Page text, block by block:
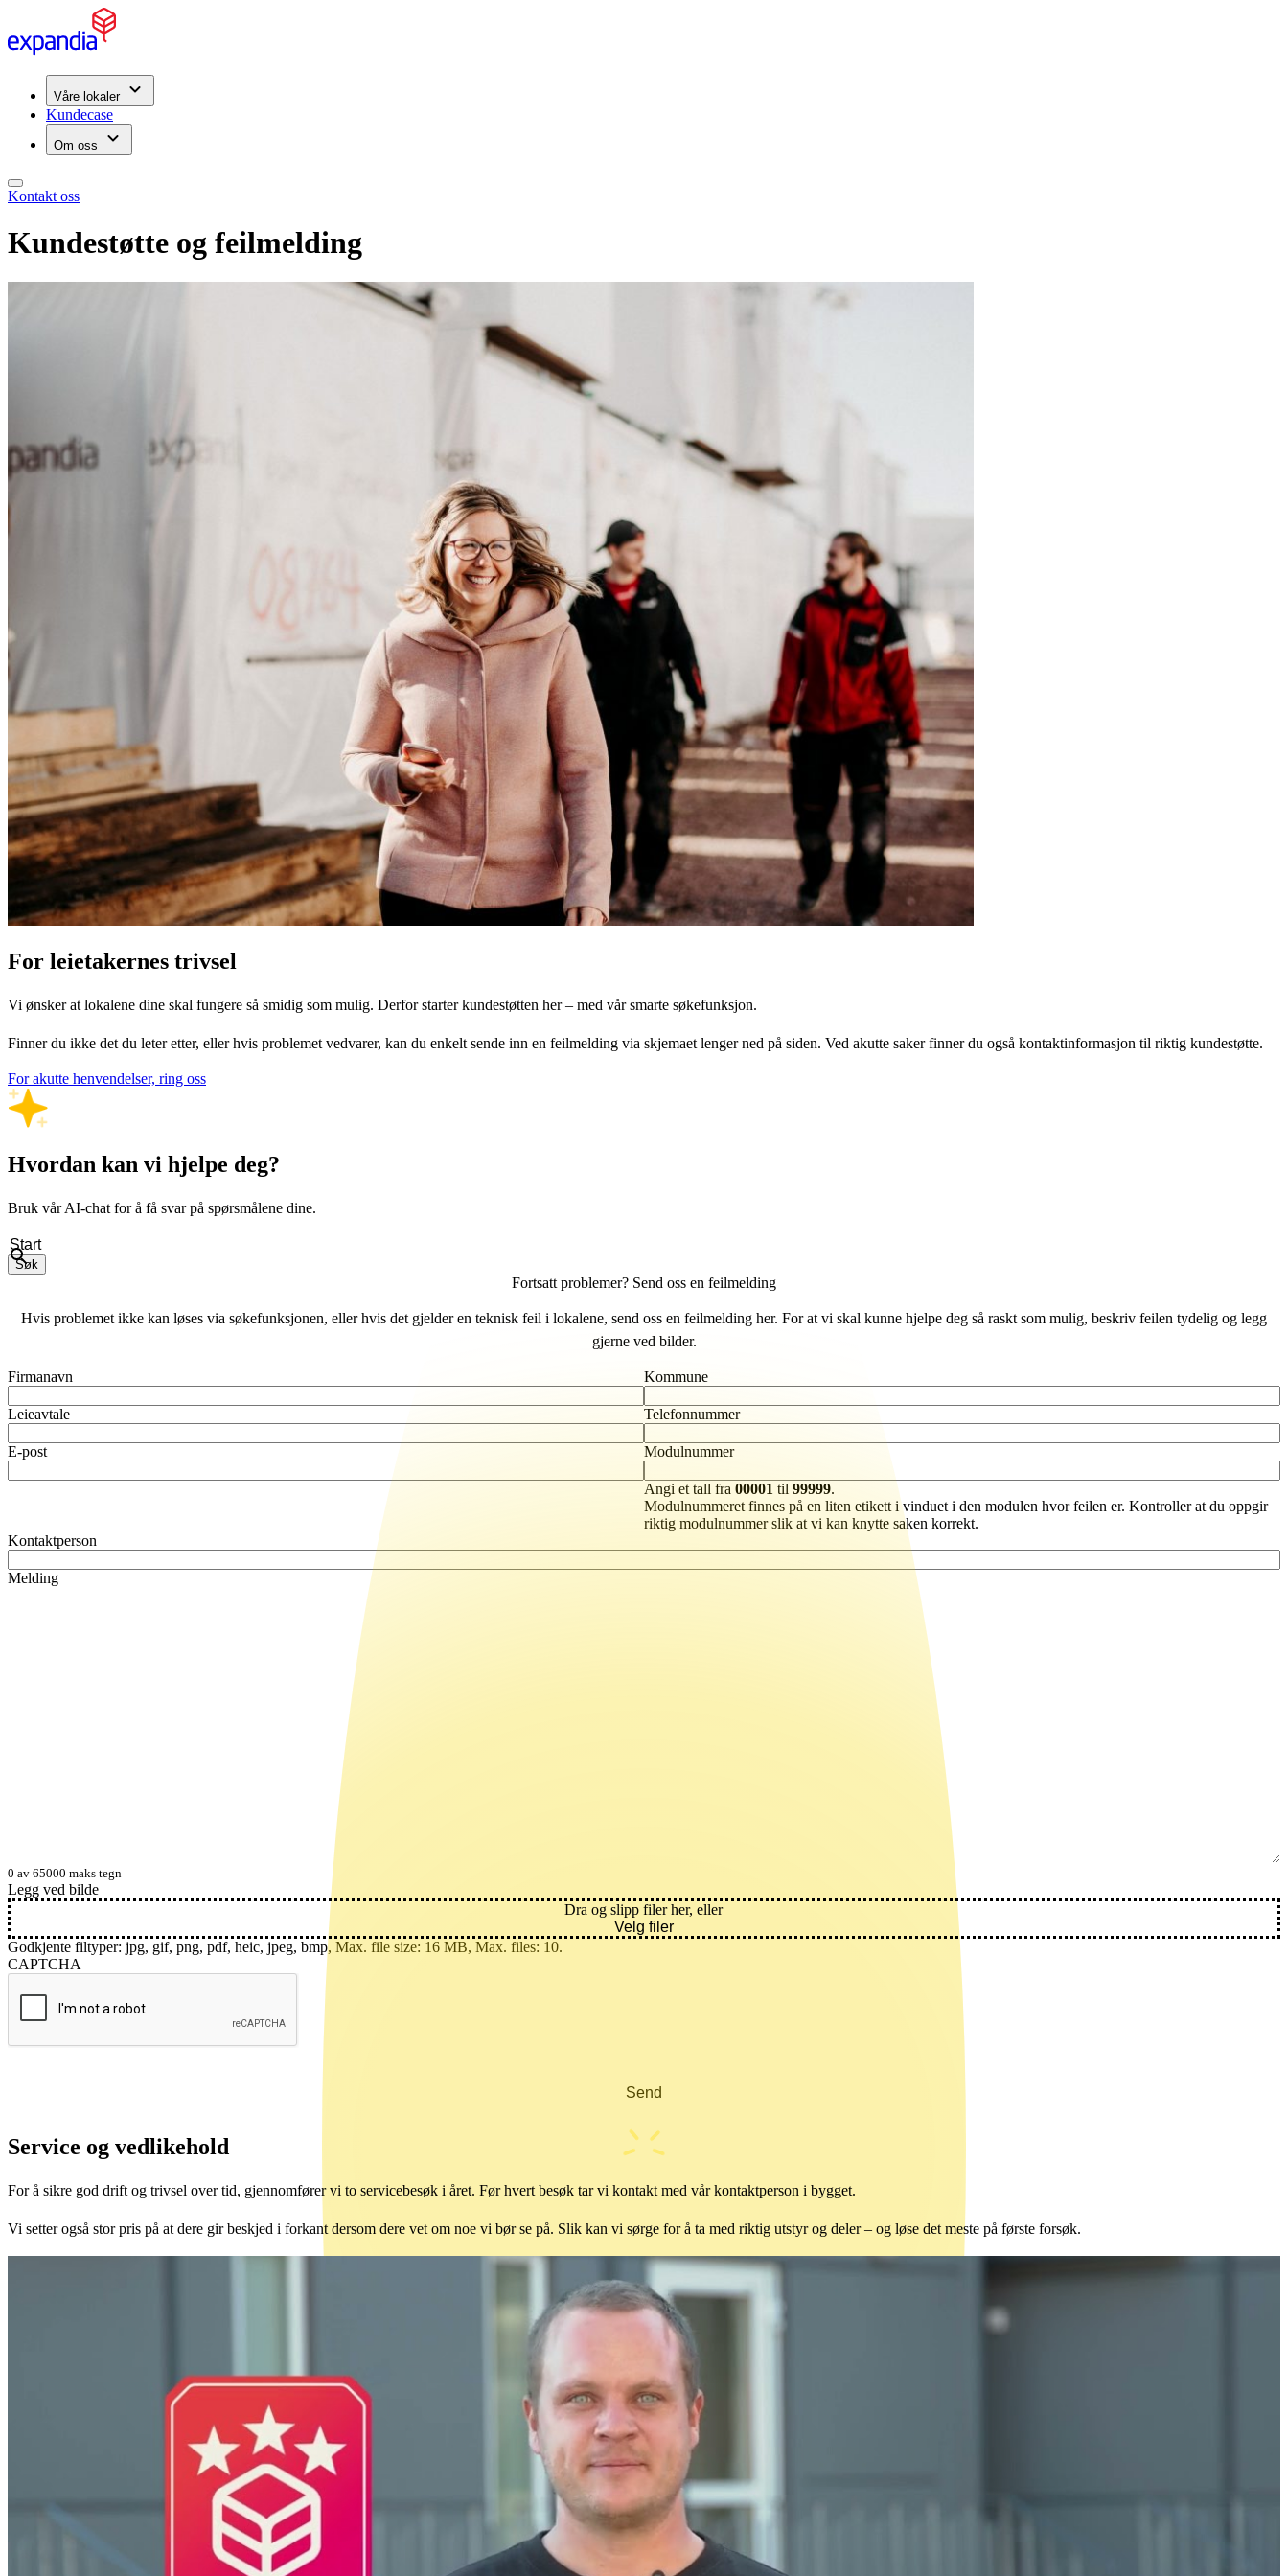
Våre lokaler
Kundecase
Om oss
Kontakt oss
Kundestøtte og feilmelding
For leietakernes trivsel
Vi ønsker at lokalene dine skal fungere så smidig som mulig. Derfor starter kundestøtten her – med vår smarte søkefunksjon.
Finner du ikke det du leter etter, eller hvis problemet vedvarer, kan du enkelt sende inn en feilmelding via skjemaet lenger ned på siden. Ved akutte saker finner du også kontaktinformasjon til riktig kundestøtte.
For akutte henvendelser, ring oss
Hvordan kan vi hjelpe deg?
Bruk vår AI-chat for å få svar på spørsmålene dine.
Søk
Fortsatt problemer? Send oss en feilmelding
Hvis problemet ikke kan løses via søkefunksjonen, eller hvis det gjelder en teknisk feil i lokalene, send oss en feilmelding her. For at vi skal kunne hjelpe deg så raskt som mulig, beskriv feilen tydelig og legg
gjerne ved bilder.
Firmanavn Kommune
Leieavtale Telefonnummer
E-post Modulnummer
Angi et tall fra 00001 til 99999.
Modulnummeret finnes på en liten etikett i vinduet i den modulen hvor feilen er. Kontroller at du oppgir
riktig modulnummer slik at vi kan knytte saken korrekt.
Kontaktperson
Melding
0 av 65000 maks tegn
Legg ved bilde
Dra og slipp filer her, eller
Velg filer
Godkjente filtyper: jpg, gif, png, pdf, heic, jpeg, bmp, Max. file size: 16 MB, Max. files: 10.
CAPTCHA
Service og vedlikehold
For å sikre god drift og trivsel over tid, gjennomfører vi to servicebesøk i året. Før hvert besøk tar vi kontakt med vår kontaktperson i bygget.
Vi setter også stor pris på at dere gir beskjed i forkant dersom dere vet om noe vi bør se på. Slik kan vi sørge for å ta med riktig utstyr og deler – og løse det meste på første forsøk.